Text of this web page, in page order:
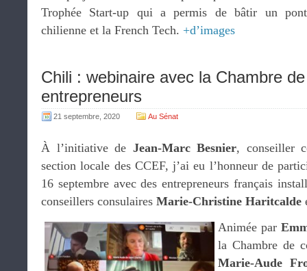
Trophée Start-up qui a permis de bâtir un
chilienne et la French Tech. +d’images
Chili : webinaire avec la Chambre
entrepreneurs
21 septembre, 2020 Au Sénat
À l’initiative de Jean-Marc Besnier, conseiller
section locale des CCEF, j’ai eu l’honneur de
16 septembre avec des entrepreneurs français
conseillers consulaires Marie-Christine Haritcalde
Animée par
la Chambre de
Marie-Aude